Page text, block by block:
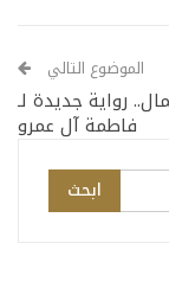
الموضوع التالي
رواية جديدة لـ
فاطمة آل عمرو